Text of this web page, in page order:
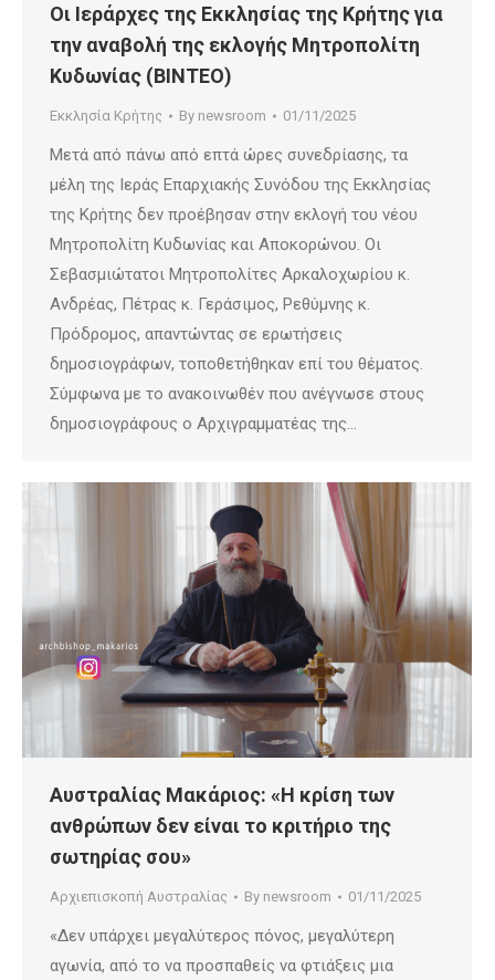
Οι Ιεράρχες της Εκκλησίας της Κρήτης για
την αναβολή της εκλογής Μητροπολίτη
Κυδωνίας (ΒΙΝΤΕΟ)
Εκκλησία Κρήτης By newsroom 01/11/2025
Μετά από πάνω από επτά ώρες συνεδρίασης, τα
μέλη της Ιεράς Επαρχιακής Συνόδου της Εκκλησίας
της Κρήτης δεν προέβησαν στην εκλογή του νέου
Μητροπολίτη Κυδωνίας και Αποκορώνου. Οι
Σεβασμιώτατοι Μητροπολίτες Αρκαλοχωρίου κ.
Ανδρέας, Πέτρας κ. Γεράσιμος, Ρεθύμνης κ.
Πρόδρομος, απαντώντας σε ερωτήσεις
δημοσιογράφων, τοποθετήθηκαν επί του θέματος.
Σύμφωνα με το ανακοινωθέν που ανέγνωσε στους
δημοσιογράφους ο Αρχιγραμματέας της…
Αυστραλίας Μακάριος: «Η κρίση των
ανθρώπων δεν είναι το κριτήριο της
σωτηρίας σου»
Αρχιεπισκοπή Αυστραλίας By newsroom 01/11/2025
«Δεν υπάρχει μεγαλύτερος πόνος, μεγαλύτερη
αγωνία, από το να προσπαθείς να φτιάξεις μια